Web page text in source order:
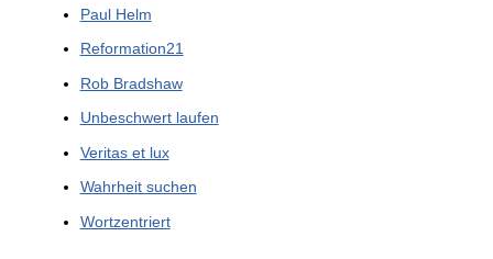
Paul Helm
Reformation21
Rob Bradshaw
Unbeschwert laufen
Veritas et lux
Wahrheit suchen
Wortzentriert